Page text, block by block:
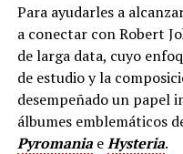
Para ayudarles a
a conectar con Robert
de larga data, cuyo
de estudio y la
desempeñado un papel
álbumes emblemáticos
PyromaniaeHysteria.